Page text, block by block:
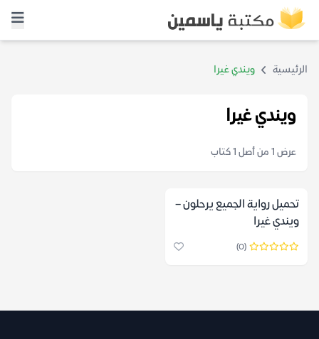
الرئيسية ويندي غيرا
ويندي غيرا
عرض 1 من أصل 1 كتاب
تحميل رواية الجميع يرحلون –
ويندي غيرا
(0)